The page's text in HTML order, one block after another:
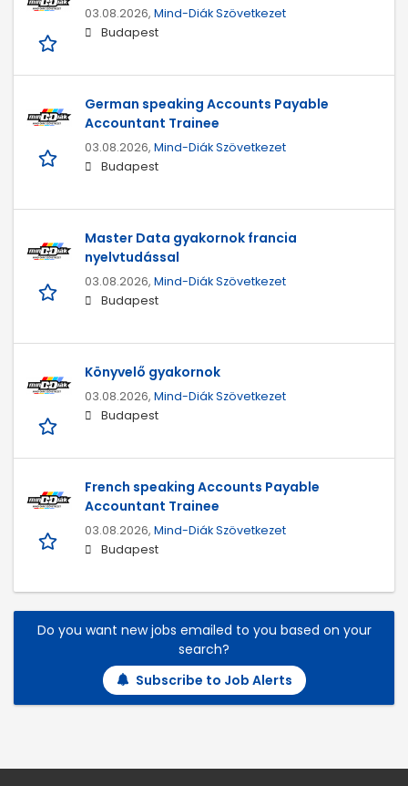
03.08.2026, Mind-Diák Szövetkezet
Budapest
German speaking Accounts Payable
Accountant Trainee
03.08.2026, Mind-Diák Szövetkezet
Budapest
Master Data gyakornok francia
nyelvtudással
03.08.2026, Mind-Diák Szövetkezet
Budapest
Könyvelő gyakornok
03.08.2026, Mind-Diák Szövetkezet
Budapest
French speaking Accounts Payable
Accountant Trainee
03.08.2026, Mind-Diák Szövetkezet
Budapest
Do you want new jobs emailed to you based on your
search?
Subscribe to Job Alerts